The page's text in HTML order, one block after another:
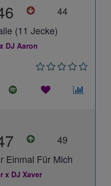
44
(11 Jecke)
DJ Aaron
49
Einmal Für Mich
x DJ Xaver